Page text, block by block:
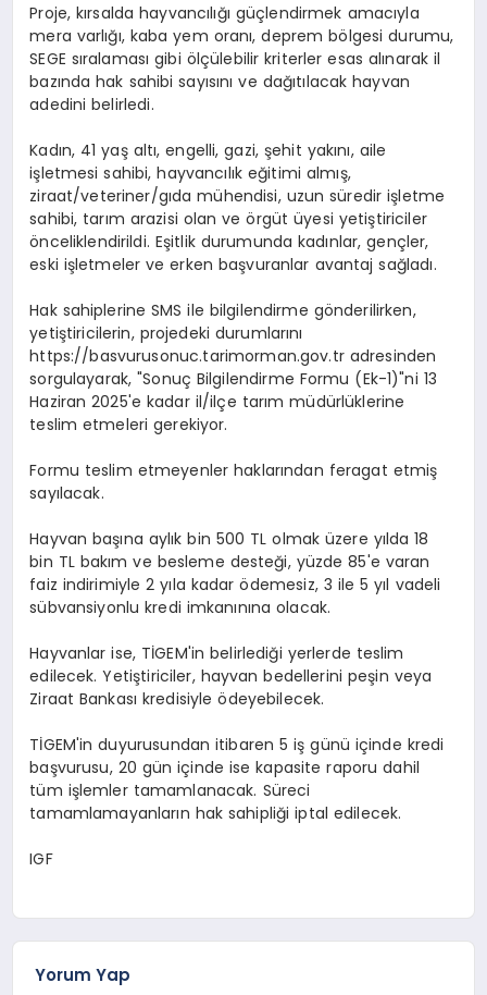
Proje, kırsalda hayvancılığı güçlendirmek amacıyla
mera varlığı, kaba yem oranı, deprem bölgesi durumu,
SEGE sıralaması gibi ölçülebilir kriterler esas alınarak il
bazında hak sahibi sayısını ve dağıtılacak hayvan
adedini belirledi.
Kadın, 41 yaş altı, engelli, gazi, şehit yakını, aile
işletmesi sahibi, hayvancılık eğitimi almış,
ziraat/veteriner/gıda mühendisi, uzun süredir işletme
sahibi, tarım arazisi olan ve örgüt üyesi yetiştiriciler
önceliklendirildi. Eşitlik durumunda kadınlar, gençler,
eski işletmeler ve erken başvuranlar avantaj sağladı.
Hak sahiplerine SMS ile bilgilendirme gönderilirken,
yetiştiricilerin, projedeki durumlarını
https://basvurusonuc.tarimorman.gov.tr adresinden
sorgulayarak, "Sonuç Bilgilendirme Formu (Ek-1)"ni 13
Haziran 2025'e kadar il/ilçe tarım müdürlüklerine
teslim etmeleri gerekiyor.
Formu teslim etmeyenler haklarından feragat etmiş
sayılacak.
Hayvan başına aylık bin 500 TL olmak üzere yılda 18
bin TL bakım ve besleme desteği, yüzde 85'e varan
faiz indirimiyle 2 yıla kadar ödemesiz, 3 ile 5 yıl vadeli
sübvansiyonlu kredi imkanınına olacak.
Hayvanlar ise, TİGEM'in belirlediği yerlerde teslim
edilecek. Yetiştiriciler, hayvan bedellerini peşin veya
Ziraat Bankası kredisiyle ödeyebilecek.
TİGEM'in duyurusundan itibaren 5 iş günü içinde kredi
başvurusu, 20 gün içinde ise kapasite raporu dahil
tüm işlemler tamamlanacak. Süreci
tamamlamayanların hak sahipliği iptal edilecek.
IGF
Yorum Yap